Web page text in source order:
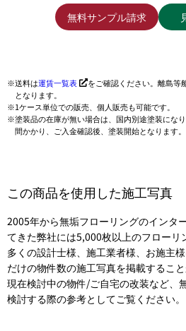
無料サンプル請求
送料は運賃一覧表
をご確認ください。離島等
となります。
1ケース単位での販売、個人販売も可能です。
塗装品の在庫が無い場合は、国内別途塗装にな
間かかり、ご入金確認後、塗装開始となります。
この商品を使用した施工写真
2005年から無垢フローリングのインタ
てきた弊社には5,000枚以上のフローリ
多くの設計士様、施工業者様、お施主
だけの物件数の施工写真を掲載すること
現在検討中の物件/ご自宅の改装など、
検討する際の参考としてご覧ください。